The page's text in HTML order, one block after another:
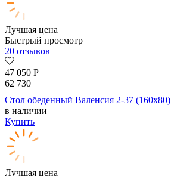
Лучшая цена
Быстрый просмотр
20 отзывов
47 050 Р
62 730
Стол обеденный Валенсия 2-37 (160х80)
в наличии
Купить
Лучшая цена